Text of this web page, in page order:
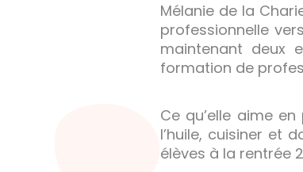
Mélanie de la
professionnelle
maintenant deux
formation de
Ce qu’elle aime
l’huile, cuisiner et
élèves à la rentrée